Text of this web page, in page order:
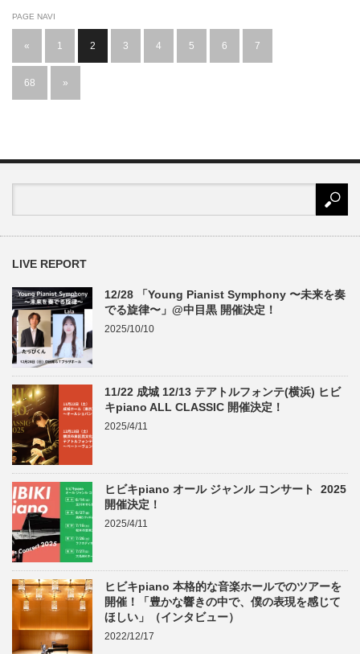
PAGE NAVI
« 1 2 3 4 5 6 7
68 »
LIVE REPORT
12/28 「Young Pianist Symphony 〜未来を奏
でる旋律〜」@中目黒 開催決定！
2025/10/10
11/22 成城 12/13 テアトルフォンテ(横浜) ヒビ
キpiano ALL CLASSIC 開催決定！
2025/4/11
ヒビキpiano オール ジャンル コンサート 2025
開催決定！
2025/4/11
ヒビキpiano 本格的な音楽ホールでのツアーを
開催！「豊かな響きの中で、僕の表現を感じて
ほしい」（インタビュー）
2022/12/17